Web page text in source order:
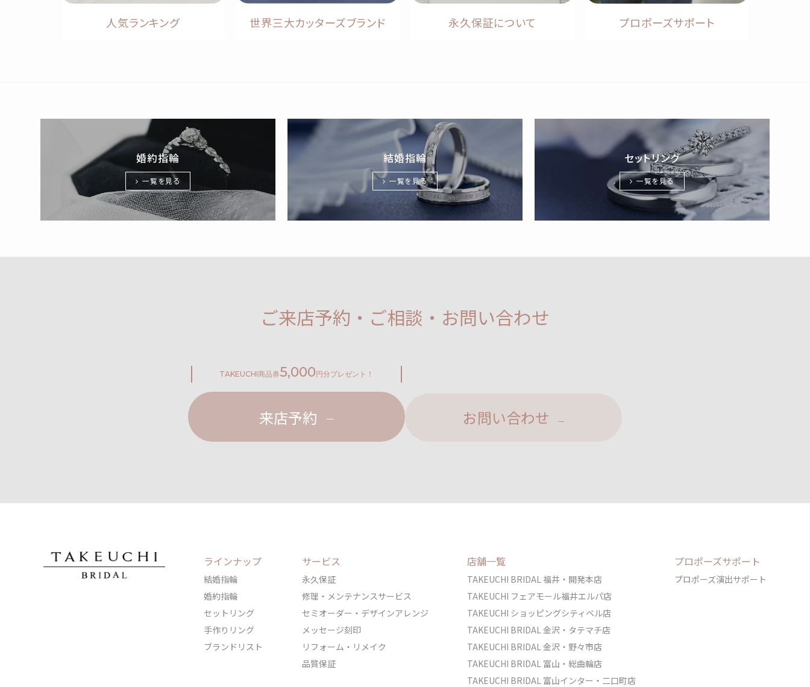
人気ランキング 世界三大カッターズブランド 永久保証について プロポーズサポート
婚約指輪
一覧を見る
結婚指輪
一覧を見る
セットリング
一覧を見る
ご来店予約・ご相談・お問い合わせ
TAKEUCHI商品券5,000 円分プレゼント！
来店予約 お問い合わせ
ラインナップ
結婚指輪
婚約指輪
セットリング
手作りリング
ブランドリスト
サービス
永久保証
修理・メンテナンスサービス
セミオーダー・デザインアレンジ
メッセージ刻印
リフォーム・リメイク
品質保証
店舗一覧
TAKEUCHI BRIDAL 福井・開発本店
TAKEUCHI フェアモール福井エルパ店
TAKEUCHI ショッピングシティベル店
TAKEUCHI BRIDAL 金沢・タテマチ店
TAKEUCHI BRIDAL 金沢・野々市店
TAKEUCHI BRIDAL 富山・総曲輪店
TAKEUCHI BRIDAL 富山インター・二口町店
プロポーズサポート
プロポーズ演出サポート